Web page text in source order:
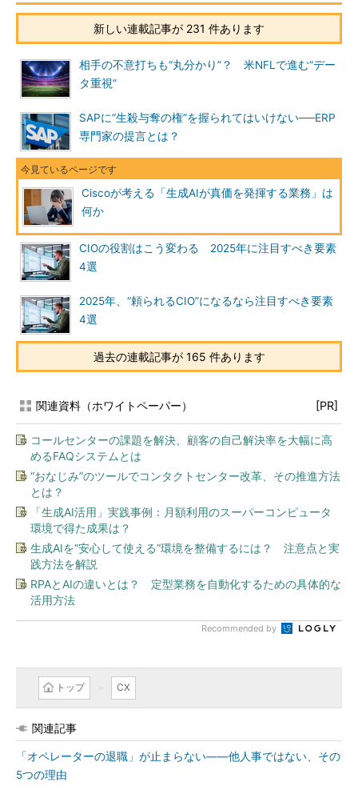
新しい連載記事が 231 件あります
相手の不意打ちも“丸分かり”？ 米NFLで進む“デー
タ重視”
SAPに“生殺与奪の権”を握られてはいけない──ERP
専門家の提言とは？
Ciscoが考える「生成AIが真価を発揮する業務」は
何か
CIOの役割はこう変わる 2025年に注目すべき要素
4選
2025年、“頼られるCIO”になるなら注目すべき要素
4選
過去の連載記事が 165 件あります
関連資料（ホワイトペーパー） [PR]
コールセンターの課題を解決、顧客の自己解決率を大幅に高
めるFAQシステムとは
“おなじみ”のツールでコンタクトセンター改革、その推進方法
とは？
「生成AI活用」実践事例：月額利用のスーパーコンピュータ
環境で得た成果は？
生成AIを“安心して使える”環境を整備するには？ 注意点と実
践方法を解説
RPAとAIの違いとは？ 定型業務を自動化するための具体的な
活用方法
Recommended by
トップ CX
関連記事
「オペレーターの退職」が止まらない――他人事ではない、その
5つの理由